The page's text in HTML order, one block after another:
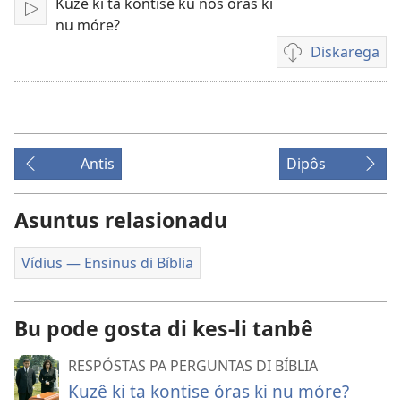
Tokanu móre?
Diskarega
Opson
pa
Antis
Dipôs
Asuntus relasionadu
Vídius — Ensinus di Bíblia
Bu pode gosta di kes-li tanbê
RESPÓSTAS PA PERGUNTAS DI BÍBLIA
Kuzê ki ta kontise óras ki nu móre?